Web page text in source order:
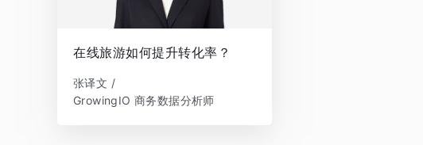
在线旅游如何提升转化率？
张译文 /
GrowingIO 商务数据分析师